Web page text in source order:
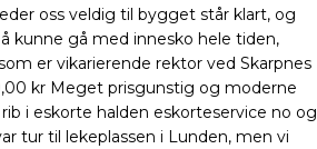
oss veldig til bygget står klart, og
kunne gå med innesko hele tiden,
er vikarierende rektor ved Skarpnes
kr Meget prisgunstig og moderne
i eskorte halden eskorteservice no og
tur til lekeplassen i Lunden, men vi